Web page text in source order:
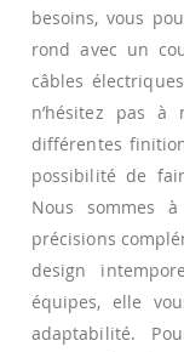
besoins, vous
rond avec un
câbles
n’hésitez pas
différentes
possibilité de
Nous sommes
précisions
design
équipes, elle
adaptabilité.